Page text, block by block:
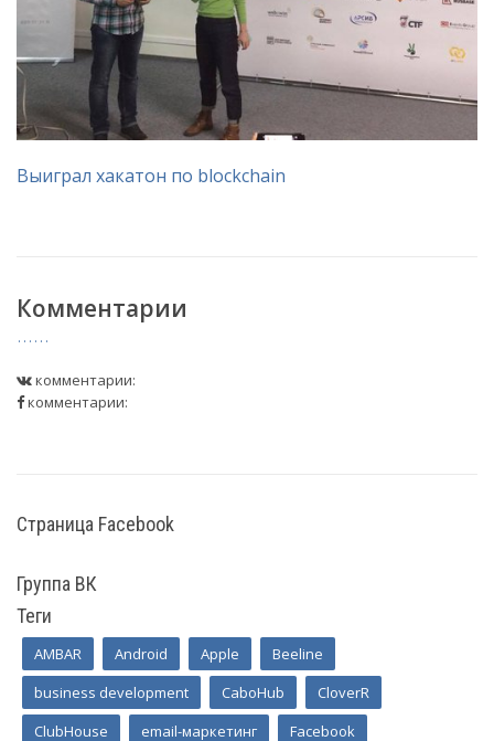
Выиграл хакатон по blockchain
Комментарии
комментарии:
комментарии:
Страница Facebook
Группа ВК
Теги
AMBAR Android Apple
Beeline
business development
CaboHub
CloverR
ClubHouse
email-маркетинг Facebook